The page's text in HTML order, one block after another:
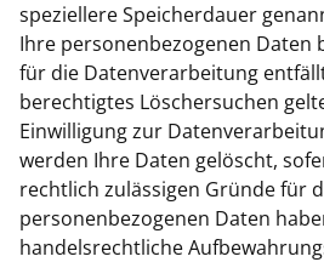
speziellere Speicherdauer
Ihre personenbezogenen Daten
für die Datenverarbeitung
berechtigtes Löschersuchen
Einwilligung zur
werden Ihre Daten gelöscht,
rechtlich zulässigen Gründe für
personenbezogenen Daten
handelsrechtliche